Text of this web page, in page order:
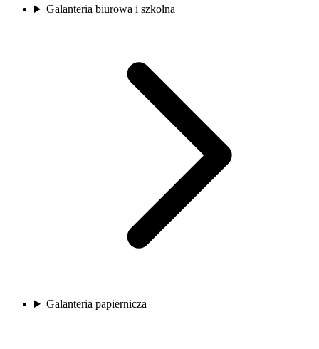
Galanteria biurowa i szkolna
Galanteria papiernicza